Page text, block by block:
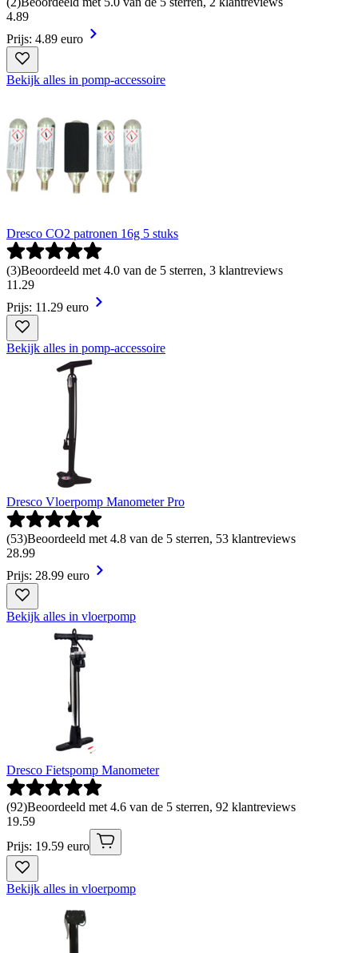
4.89
Prijs: 4.89 euro
Bekijk alles in pomp-accessoire
Dresco CO2 patronen 16g 5 stuks
(3)Beoordeeld met 4.0 van de 5 sterren, 3 klantreviews
11 .29
Prijs: 11.29 euro
Bekijk alles in pomp-accessoire
Dresco Vloerpomp Manometer Pro
(53)Beoordeeld met 4.8 van de 5 sterren, 53 klantreviews
28.99
Prijs: 28.99 euro
Bekijk alles in vloerpomp
Dresco Fietspomp Manometer
(92)Beoordeeld met 4.6 van de 5 sterren, 92 klantreviews
19.59
Prijs: 19.59 euro
Bekijk alles in vloerpomp